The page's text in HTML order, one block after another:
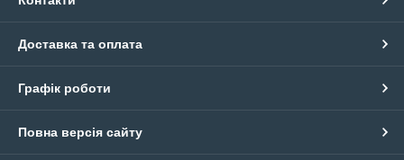
Доставка та оплата
Графік роботи
Повна версія сайту